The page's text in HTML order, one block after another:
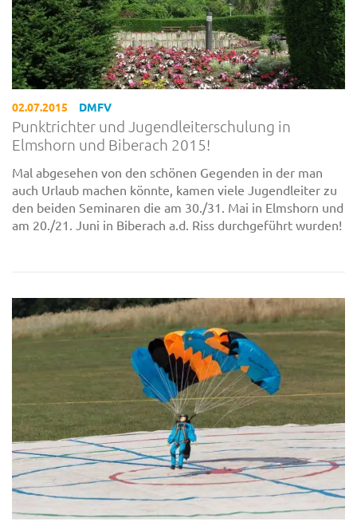
02.07.2015 DMFV
Punktrichter und Jugendleiterschulung in
Elmshorn und Biberach 2015!
Mal abgesehen von den schönen Gegenden in der man
auch Urlaub machen könnte, kamen viele Jugendleiter zu
den beiden Seminaren die am 30./31. Mai in Elmshorn und
am 20./21. Juni in Biberach a.d. Riss durchgeführt wurden!